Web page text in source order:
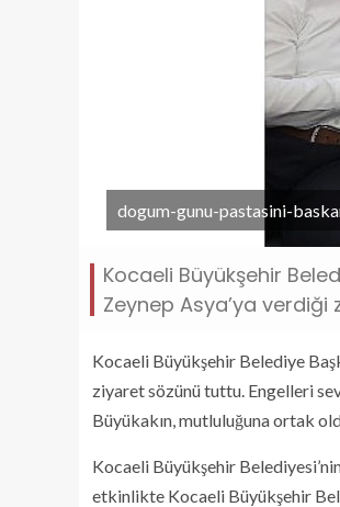
dogum-gunu-pastasini-
Kocaeli Büyükşehir
Zeynep Asya’ya
Kocaeli Büyükşehir Belediye
ziyaret sözünü tuttu. Engelleri
Büyükakın, mutluluğuna ortak
Kocaeli Büyükşehir
etkinlikte Kocaeli Büyükşehir